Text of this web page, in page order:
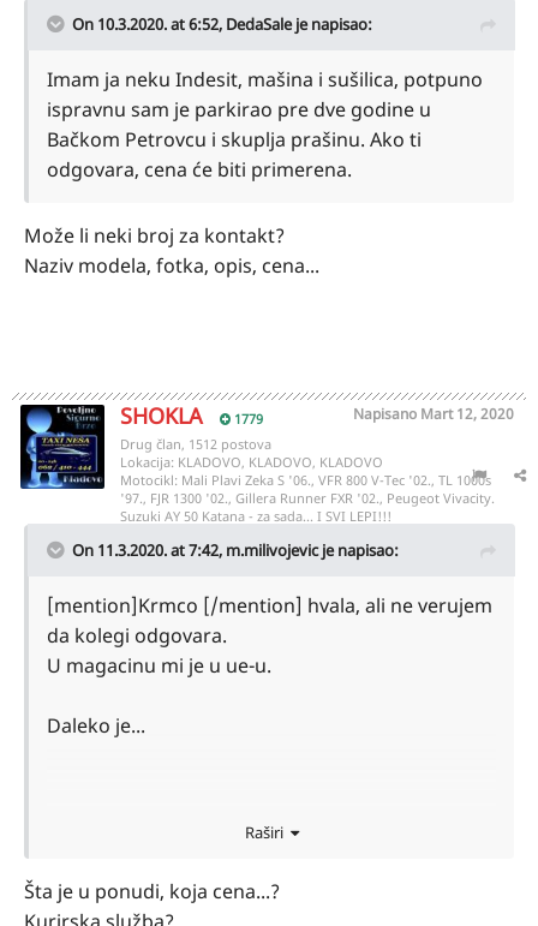
On 10.3.2020. at 6:52, DedaSaleje napisao:
Imam ja neku Indesit, mašina i sušilica, potpuno
ispravnu sam je parkirao pre dve godine u
Bačkom Petrovcu i skuplja prašinu. Ako ti
odgovara, cena će biti primerena.
Može li neki broj za kontakt?
Naziv modela, fotka, opis, cena...
SHOKLA 1779 Napisano Mart 12, 2020
Drug član, 1512 postova
Lokacija: KLADOVO, KLADOVO, KLADOVO
Motocikl: Mali Plavi Zeka S '06., VFR 800 V-Tec '02., TL 1000s
'97., FJR 1300 '02., Gillera Runner FXR '02., Peugeot Vivacity.
Suzuki AY 50 Katana - za sada... I SVI LEPI!!!
On 11.3.2020. at 7:42, m.milivojevicje napisao:
[mention]Krmco [/mention] hvala, ali ne verujem
da kolegi odgovara.
U magacinu mi je u ue-u.
Daleko je...
Raširi
Šta je u ponudi, koja cena...?